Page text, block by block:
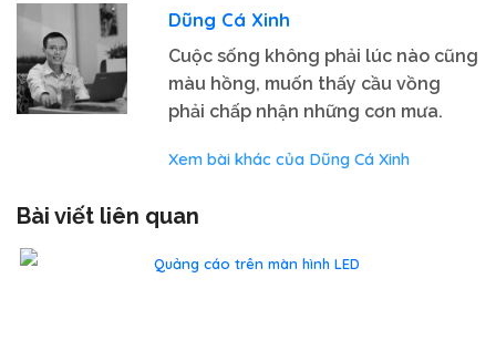
Dũng Cá Xinh
Cuộc sống không phải lúc nào cũng
màu hồng, muốn thấy cầu vồng
phải chấp nhận những cơn mưa.
Xem bài khác của Dũng Cá Xinh
Bài viết liên quan